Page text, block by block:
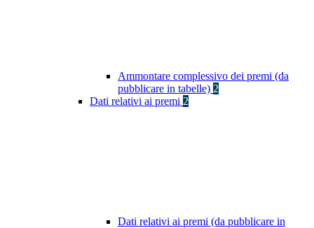
Ammontare complessivo dei premi (da
pubblicare in tabelle) 2
Dati relativi ai premi 2
Dati relativi ai premi (da pubblicare in